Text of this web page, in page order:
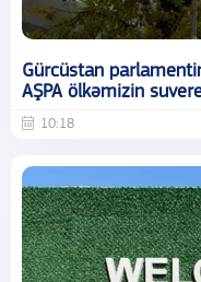
Gürcüstan
AŞPA ölkəmizin
10:18